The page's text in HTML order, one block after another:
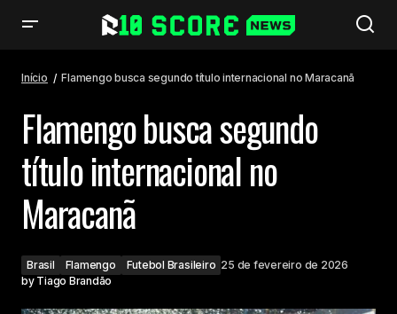
Início Flamengo busca segundo título internacional no Maracanã
Flamengo busca segundo
título internacional no
Maracanã
Brasil Flamengo Futebol Brasileiro 25 de fevereiro de 2026
by Tiago Brandão